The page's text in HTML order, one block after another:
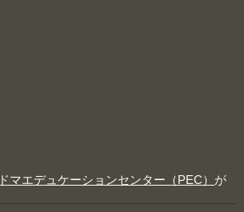
マエデュケーションセンター（PEC） が